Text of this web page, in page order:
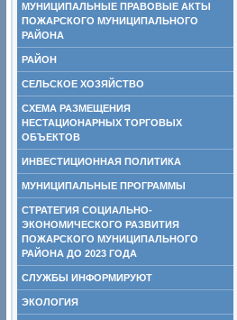
МУНИЦИПАЛЬНЫЕ ПРАВОВЫЕ АКТЫ
ПОЖАРСКОГО МУНИЦИПАЛЬНОГО
РАЙОНА
РАЙОН
СЕЛЬСКОЕ ХОЗЯЙСТВО
СХЕМА РАЗМЕЩЕНИЯ
НЕСТАЦИОНАРНЫХ ТОРГОВЫХ
ОБЪЕКТОВ
ИНВЕСТИЦИОННАЯ ПОЛИТИКА
МУНИЦИПАЛЬНЫЕ ПРОГРАММЫ
СТРАТЕГИЯ СОЦИАЛЬНО-
ЭКОНОМИЧЕСКОГО РАЗВИТИЯ
ПОЖАРСКОГО МУНИЦИПАЛЬНОГО
РАЙОНА ДО 2023 ГОДА
СЛУЖБЫ ИНФОРМИРУЮТ
ЭКОЛОГИЯ